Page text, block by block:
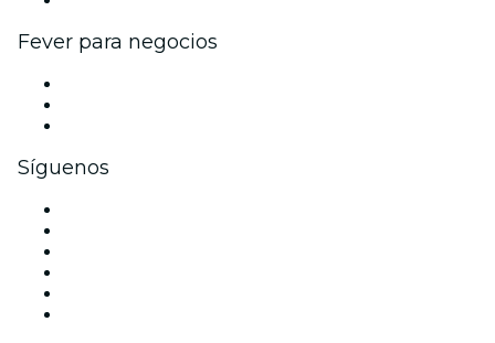
Fever para negocios
Síguenos